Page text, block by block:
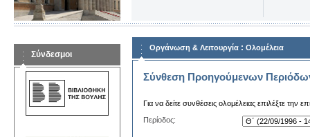
Σύνδεσμοι
Οργάνωση & Λειτουργία : Ολομέλεια
Σύνθεση Προηγούμενων
Για να δείτε συνθέσεις ολομέλειας επιλέξτε την
Περίοδος: